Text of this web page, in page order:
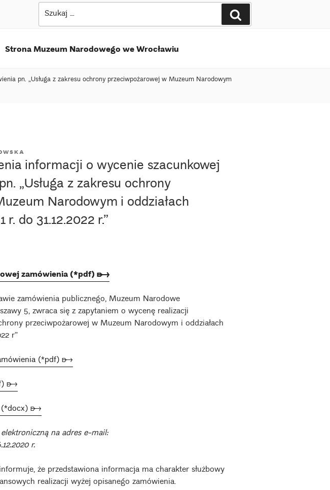
Szukaj:
Strona Muzeum Narodowego we Wrocławiu
pn. „Usługa z zakresu ochrony przeciwpożarowej w Muzeum Narodowym
informacji o wycenie szacunkowej
„Usługa z zakresu ochrony
Narodowym i oddziałach
do 31.12.2022 r.”
zamówienia (*pdf) ➸
zamówienia publicznego, Muzeum Narodowe
5, zwraca się z zapytaniem o wycenę realizacji
przeciwpożarowej w Muzeum Narodowym i oddziałach
r”
(*pdf) ➸
➸
(*docx) ➸
na adres e-mail:
r.
że przedstawiona informacja ma charakter służbowy
realizacji wyżej opisanego zamówienia.